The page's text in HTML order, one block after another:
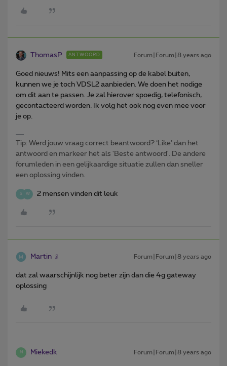
ThomasP ANTWOORD Forum|Forum|8 years ago
Goed nieuws! Mits een aanpassing op de kabel buiten,
kunnen we je toch VDSL2 aanbieden. We doen het nodige
om dit aan te passen. Je zal hierover spoedig, telefonisch,
gecontacteerd worden. Ik volg het ook nog even mee voor
je op.
Tip: Werd jouw vraag correct beantwoord? ‘Like’ dan het
antwoord en markeer het als 'Beste antwoord'. De andere
forumleden in een gelijkaardige situatie zullen dan sneller
een oplossing vinden.
S W 2 mensen vinden dit leuk
Martin Forum|Forum|8 years ago
dat zal waarschijnlijk nog beter zijn dan die 4g gateway
oplossing
M Miekedk Forum|Forum|8 years ago